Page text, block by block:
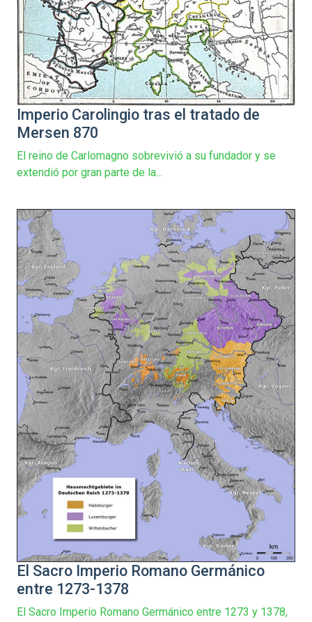
Imperio Carolingio tras el tratado de
Mersen 870
El reino de Carlomagno sobrevivió a su fundador y se
extendió por gran parte de la...
El Sacro Imperio Romano Germánico
entre 1273-1378
El Sacro Imperio Romano Germánico entre 1273 y 1378,